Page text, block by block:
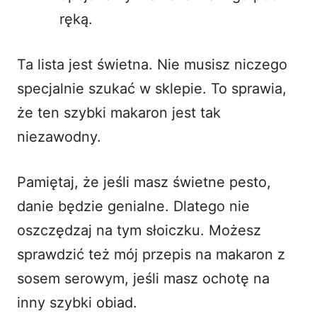
ręką.
Ta lista jest świetna. Nie musisz niczego
specjalnie szukać w sklepie. To sprawia,
że ten szybki makaron jest tak
niezawodny.
Pamiętaj, że jeśli masz świetne pesto,
danie będzie genialne. Dlatego nie
oszczędzaj na tym słoiczku. Możesz
sprawdzić też mój przepis na makaron z
sosem serowym, jeśli masz ochotę na
inny szybki obiad.